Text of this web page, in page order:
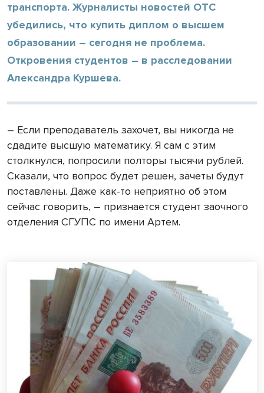
транспорта. Журналисты новостей ОТС
убедились, что купить диплом о высшем
образовании – сегодня не проблема.
Откровения студентов – в расследовании
Александра Куршева.
– Если преподаватель захочет, вы никогда не
сдадите высшую математику. Я сам с этим
столкнулся, попросили полторы тысячи рублей.
Сказали, что вопрос будет решен, зачеты будут
поставлены. Даже как-то неприятно об этом
сейчас говорить, – признается студент заочного
отделения СГУПС по имени Артем.